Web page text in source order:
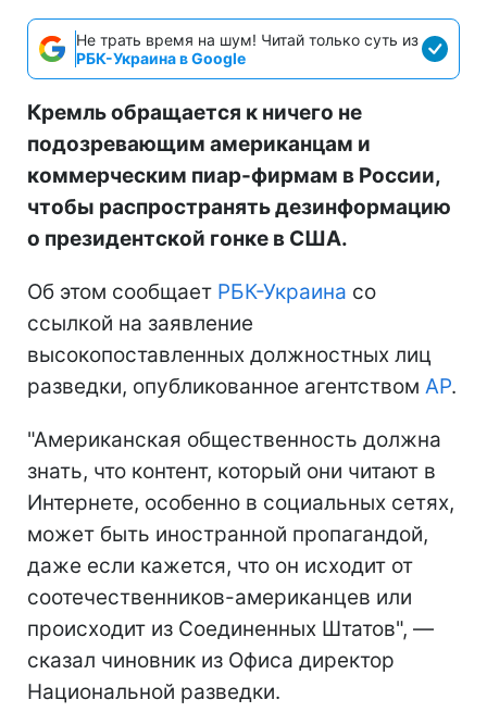
Не трать время на шум! Читай только суть из
РБК-Украина в Google
Кремль обращается к ничего не
подозревающим американцам и
коммерческим пиар-фирмам в России,
чтобы распространять дезинформацию
о президентской гонке в США.
Об этом сообщает РБК-Украина со
ссылкой на заявление
высокопоставленных должностных лиц
разведки, опубликованное агентством AP.
"Американская общественность должна
знать, что контент, который они читают в
Интернете, особенно в социальных сетях,
может быть иностранной пропагандой,
даже если кажется, что он исходит от
соотечественников-американцев или
происходит из Соединенных Штатов", —
сказал чиновник из Офиса директор
Национальной разведки.